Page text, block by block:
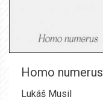
Homo numerus
Lukáš Musil